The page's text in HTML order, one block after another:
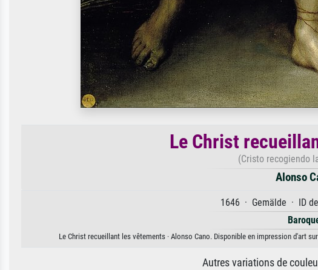
Le Christ
(Cristo recogiendo
Alonso
1646 · Gemälde · ID
Le Christ recueillant les vêtements · Alonso Cano. Disponible en impression d'art
Autres variations de